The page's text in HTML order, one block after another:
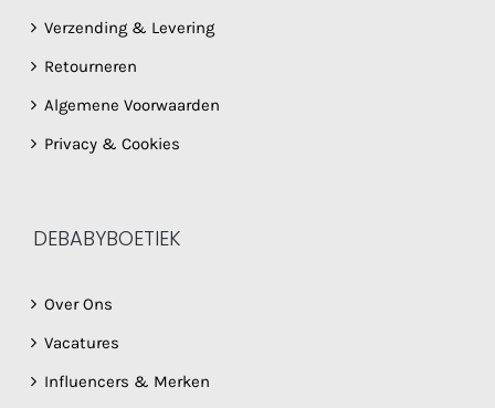
Verzending & Levering
Retourneren
Algemene Voorwaarden
Privacy & Cookies
DEBABYBOETIEK
Over Ons
Vacatures
Influencers & Merken